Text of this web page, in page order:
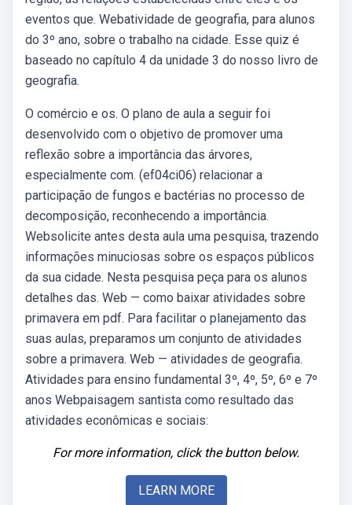
eventos que. Webatividade de geografia, para alunos
do 3º ano, sobre o trabalho na cidade. Esse quiz é
baseado no capítulo 4 da unidade 3 do nosso livro de
geografia.
O comércio e os. O plano de aula a seguir foi
desenvolvido com o objetivo de promover uma
reflexão sobre a importância das árvores,
especialmente com. (ef04ci06) relacionar a
participação de fungos e bactérias no processo de
decomposição, reconhecendo a importância.
Websolicite antes desta aula uma pesquisa, trazendo
informações minuciosas sobre os espaços públicos
da sua cidade. Nesta pesquisa peça para os alunos
detalhes das. Web — como baixar atividades sobre
primavera em pdf. Para facilitar o planejamento das
suas aulas, preparamos um conjunto de atividades
sobre a primavera. Web — atividades de geografia.
Atividades para ensino fundamental 3º, 4º, 5º, 6º e 7º
anos Webpaisagem santista como resultado das
atividades econômicas e sociais:
For more information, click the button below.
LEARN MORE